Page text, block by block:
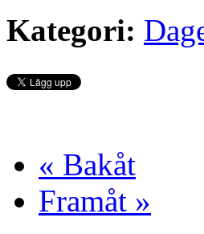
Kategori:
« Bakåt
Framåt »